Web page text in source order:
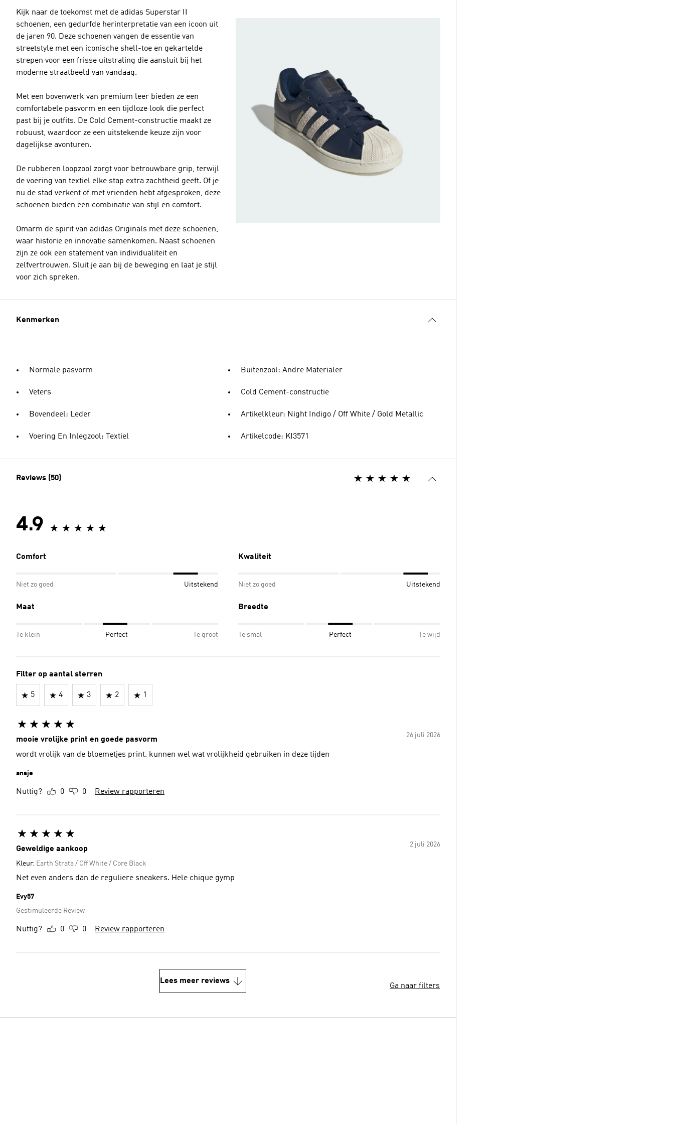
Kijk naar de toekomst met de adidas Superstar II
schoenen, een gedurfde herinterpretatie van een icoon uit
de jaren 90. Deze schoenen vangen de essentie van
streetstyle met een iconische shell-toe en gekartelde
strepen voor een frisse uitstraling die aansluit bij het
moderne straatbeeld van vandaag.
Met een bovenwerk van premium leer bieden ze een
comfortabele pasvorm en een tijdloze look die perfect
past bij je outfits. De Cold Cement-constructie maakt ze
robuust, waardoor ze een uitstekende keuze zijn voor
dagelijkse avonturen.
De rubberen loopzool zorgt voor betrouwbare grip, terwijl
de voering van textiel elke stap extra zachtheid geeft. Of je
nu de stad verkent of met vrienden hebt afgesproken, deze
schoenen bieden een combinatie van stijl en comfort.
Omarm de spirit van adidas Originals met deze schoenen,
waar historie en innovatie samenkomen. Naast schoenen
zijn ze ook een statement van individualiteit en
zelfvertrouwen. Sluit je aan bij de beweging en laat je stijl
voor zich spreken.
Kenmerken
Normale pasvorm
Veters
Bovendeel: Leder
Voering En Inlegzool: Textiel
Buitenzool: Andre Materialer
Cold Cement-constructie
Artikelkleur: Night Indigo / Off White / Gold Metallic
Artikelcode: KI3571
Reviews (50)
4.9
Comfort
Niet zo goed Uitstekend
Kwaliteit
Niet zo goed Uitstekend
Maat
Te klein Perfect Te groot
Breedte
Te smal Perfect Te wijd
Filter op aantal sterren
5 4 3 2 1
26 juli 2026
mooie vrolijke print en goede pasvorm
wordt vrolijk van de bloemetjes print. kunnen wel wat vrolijkheid gebruiken in deze tijden
ansje
Nuttig? 0 0 Review rapporteren
2 juli 2026
Geweldige aankoop
Kleur: Earth Strata / Off White / Core Black
Net even anders dan de reguliere sneakers. Hele chique gymp
Evy57
Gestimuleerde Review
Nuttig? 0 0 Review rapporteren
Lees meer reviews
Ga naar filters